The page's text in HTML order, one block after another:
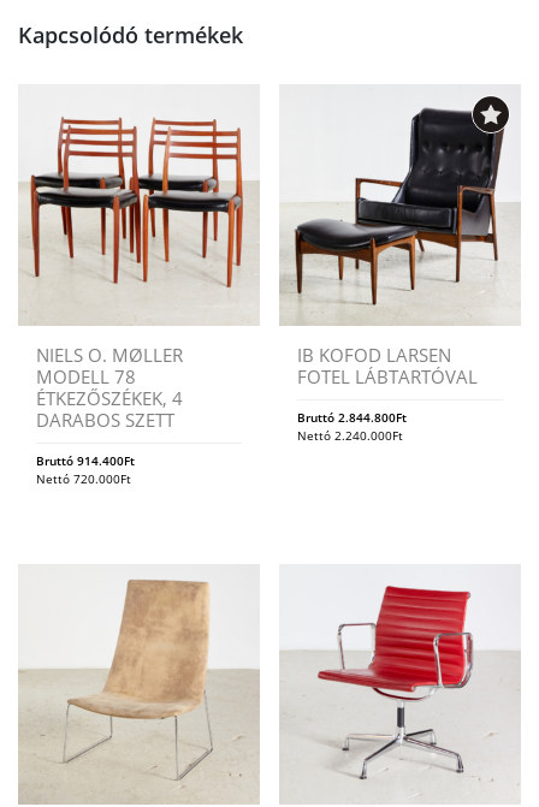
Kapcsolódó termékek
NIELS O. MØLLER
MODELL 78
ÉTKEZŐSZÉKEK, 4
DARABOS SZETT
Bruttó 914.400Ft
Nettó 720.000Ft
IB KOFOD LARSEN
FOTEL LÁBTARTÓVAL
Bruttó2.844.800Ft
Nettó2.240.000Ft